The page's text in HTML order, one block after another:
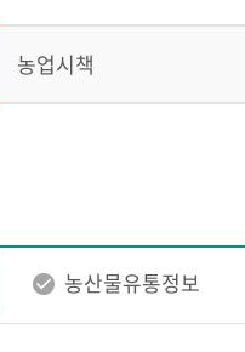
농업시책
농산물유통정보